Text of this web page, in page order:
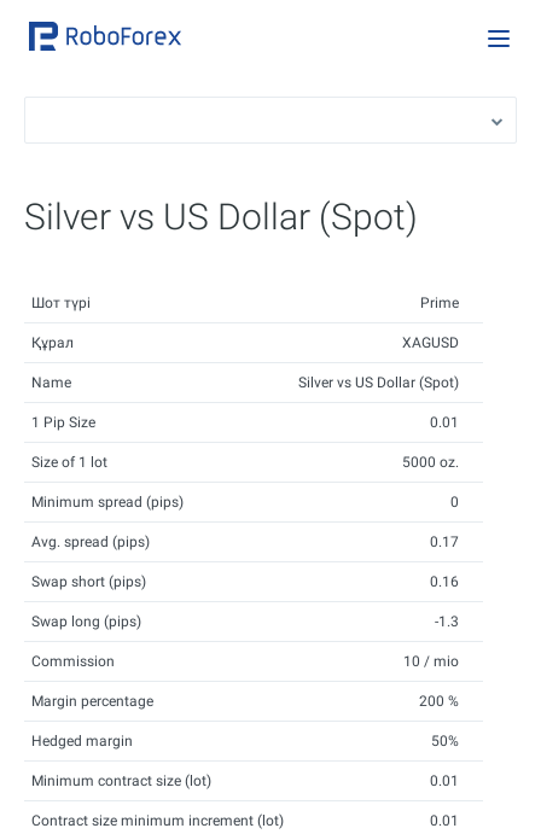
Silver vs US Dollar (Spot)
Шот түрі Prime
Құрал XAGUSD
Name Silver vs US Dollar (Spot)
1 Pip Size 0.01
Size of 1 lot 5000 oz.
Minimum spread (pips) 0
Avg. spread (pips) 0.17
Swap short (pips) 0.16
Swap long (pips) -1.3
Commission 10 / mio
Margin percentage 200 %
Hedged margin 50%
Minimum contract size (lot) 0.01
Contract size minimum increment (lot) 0.01